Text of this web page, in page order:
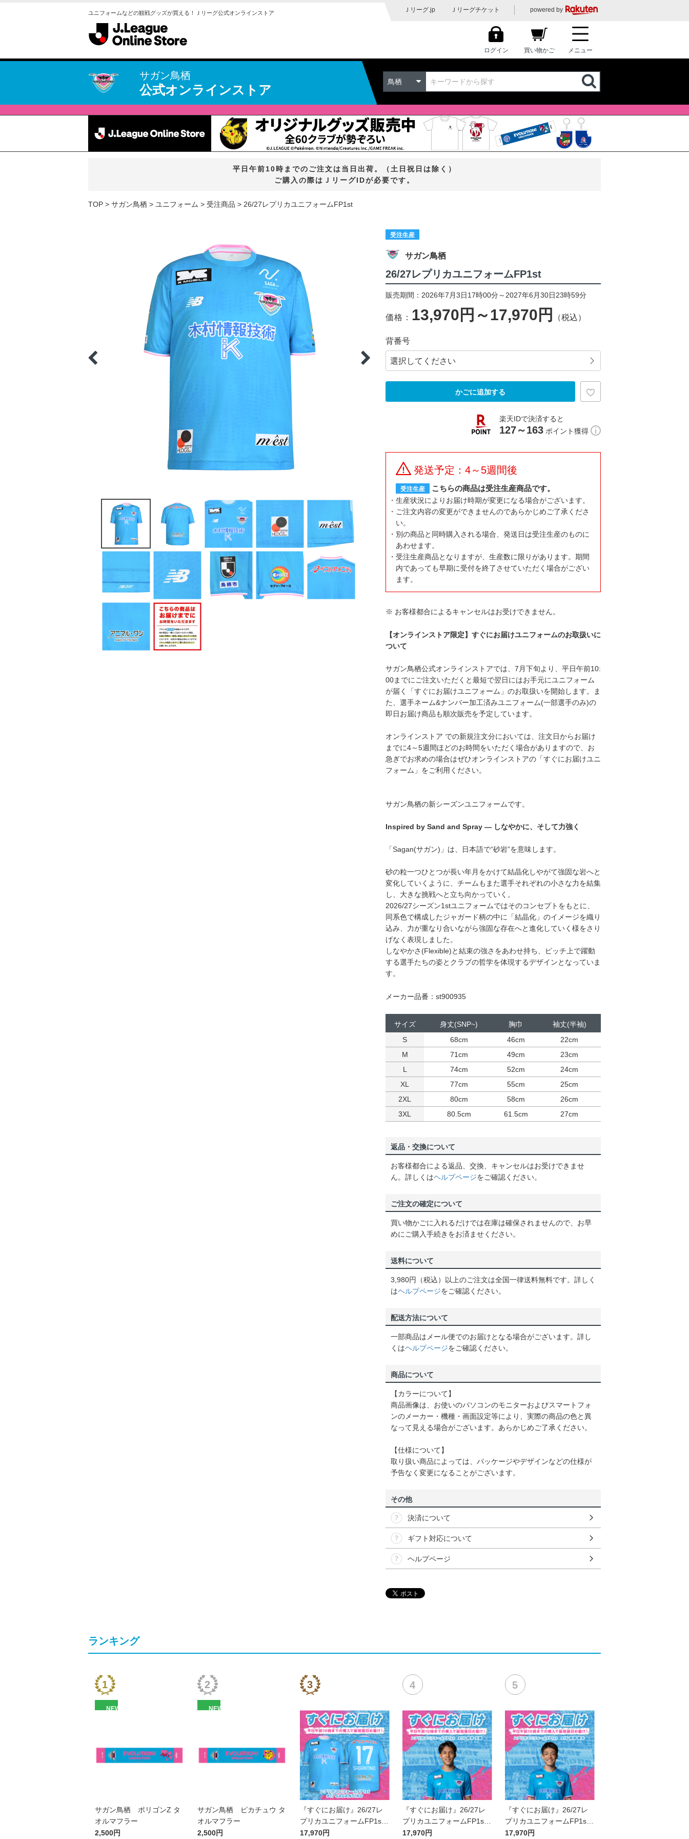
ユニフォームなどの観戦グッズが買える！Ｊリーグ公式オンラインストア Ｊリーグ.jp Ｊリーグチケット powered by
ログイン 買い物かご メニュー
サガン鳥栖
公式オンラインストア
鳥栖
平日午前10時までのご注文は当日出荷。（土日祝日は除く）
ご購入の際はＪリーグIDが必要です。
TOP サガン鳥栖 ユニフォーム 受注商品 26/27レプリカユニフォームFP1st
受注生産
サガン鳥栖
26/27レプリカユニフォームFP1st
販売期間：2026年7月3日17時00分～2027年6月30日23時59分
価格： 13,970円～17,970円 （税込）
背番号
かごに追加する
楽天IDで決済すると
127～163 ポイント獲得
発送予定：4～5週間後
受注生産 こちらの商品は受注生産商品です。
生産状況によりお届け時期が変更になる場合がございます。
ご注文内容の変更ができませんのであらかじめご了承くださ
い。
別の商品と同時購入される場合、発送日は受注生産のものに
あわせます。
受注生産商品となりますが、生産数に限りがあります。期間
内であっても早期に受付を終了させていただく場合がござい
ます。
※ お客様都合によるキャンセルはお受けできません。
【オンラインストア限定】すぐにお届けユニフォームのお取扱いに
ついて
サガン鳥栖公式オンラインストアでは、7月下旬より、平日午前10:
00までにご注文いただくと最短で翌日にはお手元にユニフォーム
が届く「すぐにお届けユニフォーム」のお取扱いを開始します。ま
た、選手ネーム&ナンバー加工済みユニフォーム(一部選手のみ)の
即日お届け商品も順次販売を予定しています。
オンラインストア での新規注文分においては、注文日からお届け
までに4～5週間ほどのお時間をいただく場合がありますので、お
急ぎでお求めの場合はぜひオンラインストアの「すぐにお届けユニ
フォーム」をご利用ください。
サガン鳥栖の新シーズンユニフォームです。
Inspired by Sand and Spray ― しなやかに、そして力強く
「Sagan(サガン)」は、日本語で“砂岩”を意味します。
砂の粒一つひとつが長い年月をかけて結晶化しやがて強固な岩へと
変化していくように、チームもまた選手それぞれの小さな力を結集
し、大きな挑戦へと立ち向かっていく。
2026/27シーズン1stユニフォームではそのコンセプトをもとに、
同系色で構成したジャガード柄の中に「結晶化」のイメージを織り
込み、力が重なり合いながら強固な存在へと進化していく様をさり
げなく表現しました。
しなやかさ(Flexible)と結束の強さをあわせ持ち、ピッチ上で躍動
する選手たちの姿とクラブの哲学を体現するデザインとなっていま
す。
メーカー品番：st900935
サイズ 身丈(SNP~) 胸巾
袖丈(半袖)
S
68cm 46cm
22cm
M
71cm 49cm
23cm
L
74cm 52cm
24cm
XL
77cm 55cm
25cm
2XL
80cm 58cm
26cm
3XL
80.5cm 61.5cm 27cm
返品・交換について
お客様都合による返品、交換、キャンセルはお受けできませ
ん。詳しくはヘルプページをご確認ください。
ご注文の確定について
買い物かごに入れるだけでは在庫は確保されませんので、お早
めにご購入手続きをお済ませください。
送料について
3,980円（税込）以上のご注文は全国一律送料無料です。詳しく
はヘルプページをご確認ください。
配送方法について
一部商品はメール便でのお届けとなる場合がございます。詳し
くはヘルプページをご確認ください。
商品について
【カラーについて】
商品画像は、お使いのパソコンのモニターおよびスマートフォ
ンのメーカー・機種・画面設定等により、実際の商品の色と異
なって見える場合がございます。あらかじめご了承ください。
【仕様について】
取り扱い商品によっては、パッケージやデザインなどの仕様が
予告なく変更になることがございます。
その他
決済について
ギフト対応について
ヘルプページ
ランキング
NEW
サガン鳥栖 ポリゴンZ タ
オルマフラー
2,500円
NEW
サガン鳥栖 ピカチュウ タ
オルマフラー
2,500円
『すぐにお届け』26/27レ
プリカユニフォームFP1st
No.17 SAGANTINO
17,970円
『すぐにお届け』26/27レ
プリカユニフォームFP1st
No.10 鈴木 大馳
17,970円
『すぐにお届け』26/27レ
プリカユニフォームFP1st
No.16 西澤 健太
17,970円